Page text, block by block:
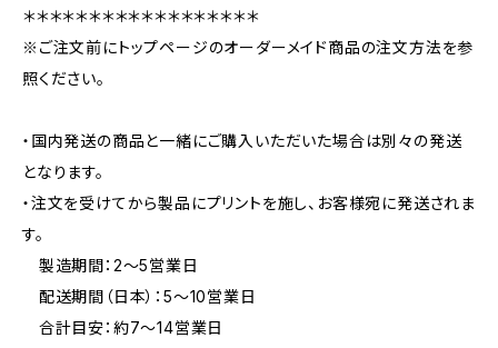
＊＊＊＊＊＊＊＊＊＊＊＊＊＊＊＊＊＊
※ご注文前にトップページのオーダーメイド商品の注文方法を参
照ください。
・国内発送の商品と一緒にご購入いただいた場合は別々の発送
となります。
・注文を受けてから製品にプリントを施し、お客様宛に発送されま
す。
製造期間：2〜5営業日
配送期間（日本）：5〜10営業日
合計目安：約7〜14営業日